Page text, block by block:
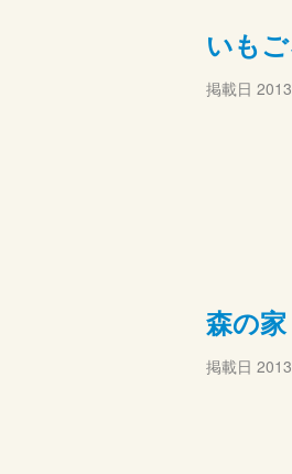
いも
掲載日
森の
掲載日